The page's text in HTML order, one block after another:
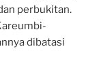
perbukitan.
dibatasi